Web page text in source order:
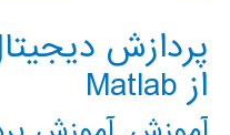
پردازش
از Matlab